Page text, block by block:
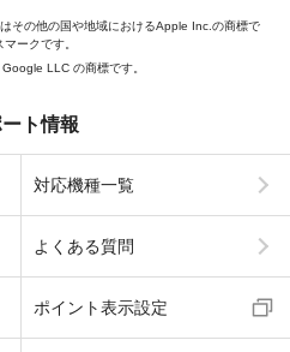
その他の国や地域におけるApple Inc.の商標で
ークです。
LLC の商標です。
ト情報
対応機種一覧
よくある質問
ポイント表示設定